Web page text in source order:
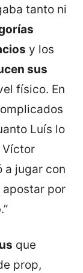
tanto ni
y los
sus
físico. En
Luís lo
Víctor
a jugar con
apostar por
.”
que
prop,